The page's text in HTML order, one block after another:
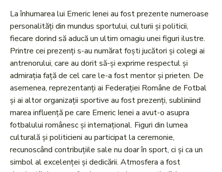
La înhumarea lui Emeric Ienei au fost prezente numeroase
personalități din mundus sportului, culturii și politicii,
fiecare dorind să aducă un ultim omagiu unei figuri ilustre.
Printre cei prezenți s-au numărat foști jucători și colegi ai
antrenorului, care au dorit să-și exprime respectul și
admirația față de cel care le-a fost mentor și prieten. De
asemenea, reprezentanți ai Federației Române de Fotbal
și ai altor organizații sportive au fost prezenți, subliniind
marea influență pe care Emeric Ienei a avut-o asupra
fotbalului românesc și internațional. Figuri din lumea
culturală și politicieni au participat la ceremonie,
recunoscând contribuțiile sale nu doar în sport, ci și ca un
simbol al excelenței și dedicării. Atmosfera a fost